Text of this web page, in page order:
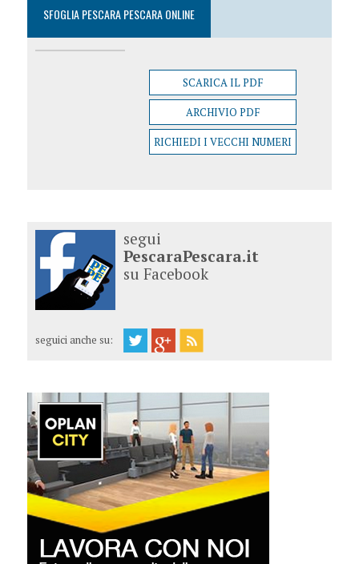
SFOGLIA PESCARA PESCARA ONLINE
SCARICA IL PDF
ARCHIVIO PDF
RICHIEDI I VECCHI NUMERI
segui
PescaraPescara.it
su Facebook
seguici anche su: